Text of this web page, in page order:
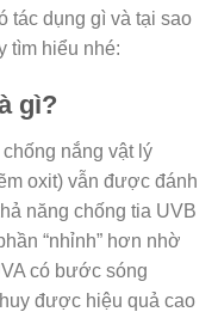
tác dụng gì và tại sao
tìm hiểu nhé:
gì?
nắng vật lý
oxit) vẫn được đánh
năng chống tia UVB
“nhỉnh” hơn nhờ
có bước sóng
được hiệu quả cao